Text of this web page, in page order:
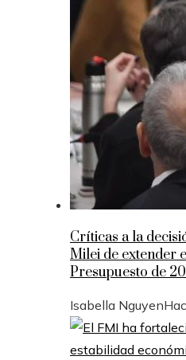
Críticas a la
Milei de extender
Presupuesto de
Isabella Nguyen